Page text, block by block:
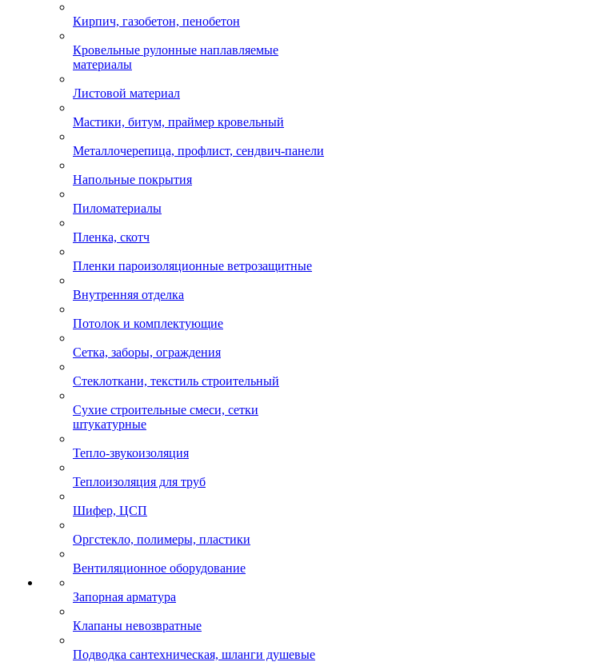
Кирпич, газобетон, пенобетон
Кровельные рулонные наплавляемые
материалы
Листовой материал
Мастики, битум, праймер кровельный
Металлочерепица, профлист, сендвич-панели
Напольные покрытия
Пиломатериалы
Пленка, скотч
Пленки пароизоляционные ветрозащитные
Внутренняя отделка
Потолок и комплектующие
Сетка, заборы, ограждения
Стеклоткани, текстиль строительный
Сухие строительные смеси, сетки
штукатурные
Тепло-звукоизоляция
Теплоизоляция для труб
Шифер, ЦСП
Оргстекло, полимеры, пластики
Вентиляционное оборудование
Запорная арматура
Клапаны невозвратные
Подводка сантехническая, шланги душевые